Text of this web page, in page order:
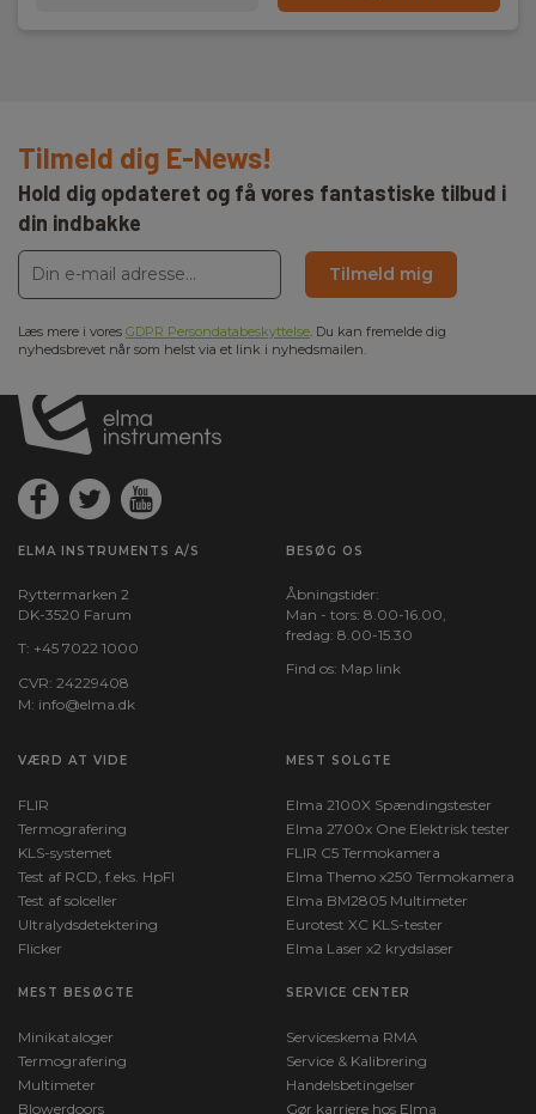
Tilmeld dig E-News!
Hold dig opdateret og få vores fantastiske tilbud i
din indbakke
Tilmeld mig
Læs mere i vores GDPR Persondatabeskyttelse. Du kan fremelde dig
nyhedsbrevet når som helst via et link i nyhedsmailen.
ELMA INSTRUMENTS A/S
Ryttermarken 2
DK-3520 Farum
T: +45 7022 1000
CVR: 24229408
M: info@elma.dk
BESØG OS
Åbningstider:
Man - tors: 8.00-16.00,
fredag: 8.00-15.30
Find os: Map link
VÆRD AT VIDE
FLIR
Termografering
KLS-systemet
Test af RCD, f.eks. HpFI
Test af solceller
Ultralydsdetektering
Flicker
MEST SOLGTE
Elma 2100X Spændingstester
Elma 2700x One Elektrisk tester
FLIR C5 Termokamera
Elma Themo x250 Termokamera
Elma BM2805 Multimeter
Eurotest XC KLS-tester
Elma Laser x2 krydslaser
MEST BESØGTE
Minikataloger
Termografering
Multimeter
Blowerdoors
SERVICE CENTER
Serviceskema RMA
Service & Kalibrering
Handelsbetingelser
Gør karriere hos Elma